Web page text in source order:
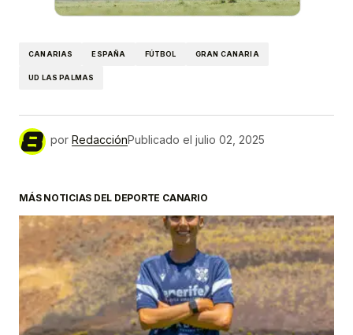
CANARIAS ESPAÑA FÚTBOL GRAN CANARIA
UD LAS PALMAS
por RedacciónPublicado el julio 02, 2025
MÁS NOTICIAS DEL DEPORTE CANARIO